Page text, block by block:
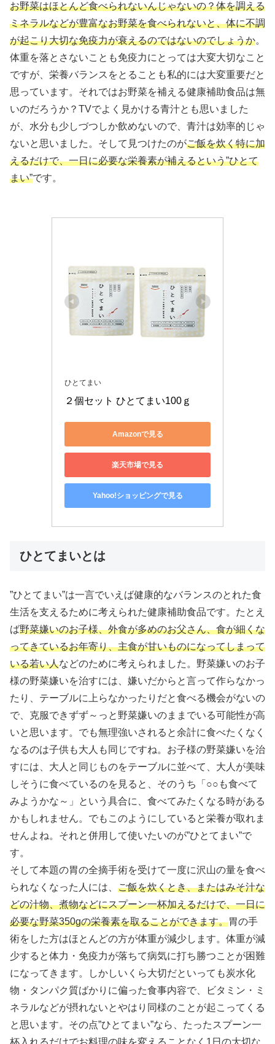
お野菜はほとんど食べられないんじゃないの？体を調える
ミネラルなどが豊富なお野菜を食べられないと、体に不調
が起こり大切な免疫力が衰えるのではないのでしょうか。
体重を落とさないことも免疫力にとっては大変大切なこと
ですが、栄養バランスをとることも私的には大変重要だと
思っています。それではお野菜を補える健康補助食品は無
いのだろうか？TVでよく見かける青汁とも思いました
が、水分も少しづつしか飲めないので、青汁は効率的じゃ
ないと思いました。そして見つけたのがご飯を炊く特に加
えるだけで、一日に必要な栄養素が補えるという”ひとて
まい”です。
ひとてまい
２個セット ひとてまい100ｇ
Amazonで見る
楽天市場で見る
Yahoo!ショッピングで見る
ひとてまいとは
”ひとてまい”は一言でいえば健康的なバランスのとれた食
生活を支えるために考えられた健康補助食品です。たとえ
ば野菜嫌いのお子様、外食が多めのお父さん、食が細くな
ってきているお年寄り、主食が甘いものになってしまって
いる若い人などのために考えられました。野菜嫌いのお子
様の野菜嫌いを治すには、嫌いだからと言って作らなかっ
たり、テーブルに上らなかったりだと食べる機会がないの
で、克服できずず～っと野菜嫌いのままでいる可能性が高
いと思います。でも無理強いされると余計に食べたくなく
なるのは子供も大人も同じですね。お子様の野菜嫌いを治
すには、大人と同じものをテーブルに並べて、大人が美味
しそうに食べているのを見ると、そのうち「○○も食べて
みようかな～」という具合に、食べてみたくなる時がある
かもしれません。でもこのようにしていると栄養が取れま
せんよね。それと併用して使いたいのが”ひとてまい”で
す。
そして本題の胃の全摘手術を受けて一度に沢山の量を食べ
られなくなった人には、 ご飯を炊くとき、またはみそ汁な
どの汁物、煮物などにスプーン一杯加えるだけで、一日に
必要な野菜350gの栄養素を取ることができます。胃の手
術をした方はほとんどの方が体重が減少します。体重が減
少すると体力・免疫力が落ちて病気に打ち勝つことが困難
になってきます。しかしいくら大切だといっても炭水化
物・タンパク質ばかりに偏った食事内容で、ビタミン・ミ
ネラルなどが摂れないとやはり同様のことが起こってくる
と思います。その点”ひとてまい”なら、たったスプーン一
杯入れるだけでお料理の味を変えることなく1日の大切な